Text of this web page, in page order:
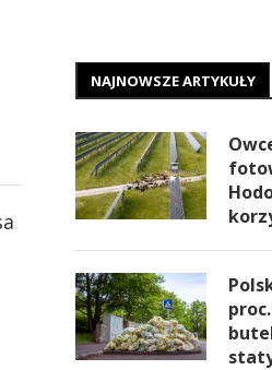
NAJNOWSZE ARTYKUŁY